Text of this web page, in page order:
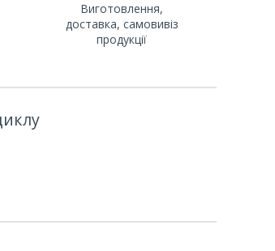
Виготовлення,
доставка, самовивіз
продукції